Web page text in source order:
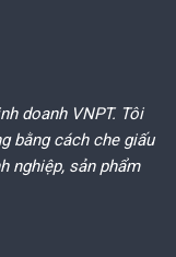
doanh VNPT. Tôi
bằng cách che giấu
nghiệp, sản phẩm